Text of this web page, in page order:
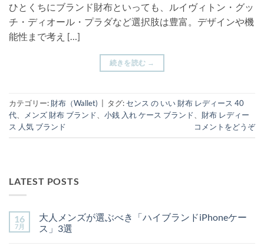
ひとくちにブランド財布といっても、ルイヴィトン・グッ
チ・ディオール・プラダなど選択肢は豊富。デザインや機
能性まで考え […]
続きを読む →
カテゴリー: 財布（Wallet) タグ: センス の いい 財布 レディース 40
代
メンズ 財布 ブランド 小銭 入れ ケース ブランド
財布 レディー
ス 人気 ブランド
コメントをどうぞ
LATEST POSTS
16
7月
大人メンズが選ぶべき「ハイブランドiPhoneケー
ス」3選